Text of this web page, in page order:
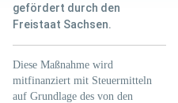
gefördert durch den
Freistaat Sachsen.
Diese Maßnahme wird
mitfinanziert mit Steuermitteln
auf Grundlage des von den